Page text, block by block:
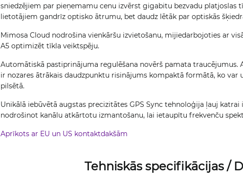
sniedzējiem par pieņemamu cenu izvērst gigabitu bezvadu platjoslas
lietotājiem gandrīz optisko ātrumu, bet daudz lētāk par optiskās
Mimosa Cloud nodrošina vienkāršu izvietošanu, mijiedarbojoties ar
A5 optimizēt tīkla veiktspēju.
Automātiskā pastiprinājuma regulēšana novērš pamata traucējumus.
ir nozares ātrākais daudzpunktu risinājums kompaktā formātā, ko var
pilsētā.
Unikālā iebūvētā augstas precizitātes GPS Sync tehnoloģija ļauj
nodrošinot kanālu atkārtotu izmantošanu, lai ietaupītu frekvenču
Aprīkots ar EU un US kontaktdakšām
Tehniskās specifikācijas /